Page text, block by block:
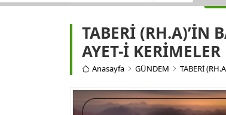
TABERİ (RH.A)’İN
AYET-İ KERİMELER
Anasayfa GÜNDEM TABERİ